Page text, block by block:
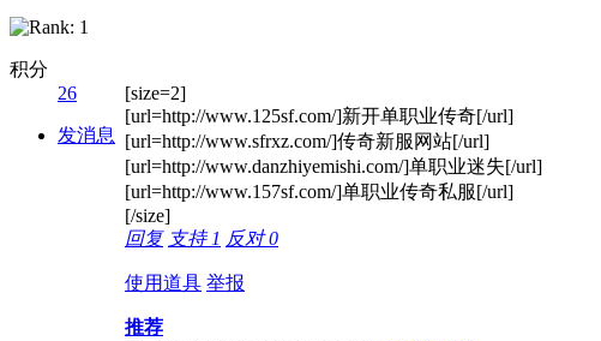
积分
26
发消息
[size=2]
[url=http://www.125sf.com/]新开单职业传奇[/url]
[url=http://www.sfrxz.com/]传奇新服网站[/url]
[url=http://www.danzhiyemishi.com/]单职业迷失[/url]
[url=http://www.157sf.com/]单职业传奇私服[/url]
[/size]
回复 支持 1 反对0
使用道具 举报
推荐